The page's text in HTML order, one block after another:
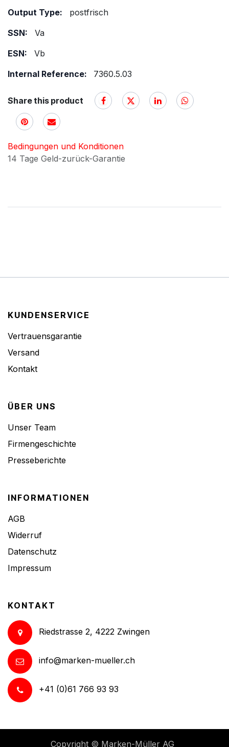
Output Type:
postfrisch
SSN:
Va
ESN:
Vb
Internal Reference:
7360.5.03
Share this product
Bedingungen und Konditionen
14 Tage Geld-zurück-Garantie
KUNDENSERVICE
Vertrauensgarantie
Versand
Kontakt
ÜBER UNS
Unser Team
Firmengeschichte
Presseberichte
INFORMATIONEN
AGB
Widerruf
Datenschutz
Impressum
KONTAKT
Riedstrasse 2, 4222 Zwingen
info@marken-mueller.ch
+41 (0)61 766 93 93
Copyright © Marken-Müller AG